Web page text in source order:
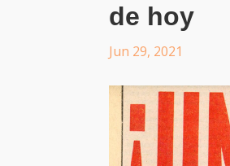
de hoy
Jun 29, 2021